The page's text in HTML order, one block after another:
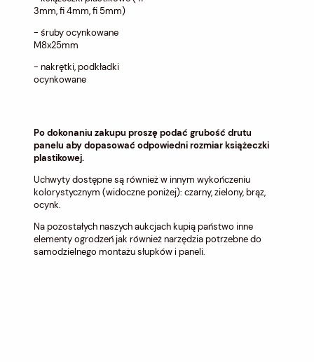
3mm, fi 4mm, fi 5mm)
- śruby ocynkowane
M8x25mm
- nakrętki, podkładki
ocynkowane
Po dokonaniu zakupu proszępodać grubość drutu
panelu aby dopasować odpowiedni rozmiar książeczki
plastikowej.
Uchwyty dostępne są również w innym wykończeniu
kolorystycznym (widoczne poniżej): czarny, zielony, brąz,
ocynk.
Na pozostałych naszych aukcjach kupią państwo inne
elementy ogrodzeń jak również narzędzia potrzebne do
samodzielnego montażu słupków i paneli.